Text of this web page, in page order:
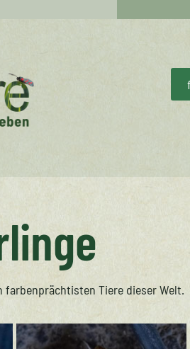
Tiere dieser Welt.